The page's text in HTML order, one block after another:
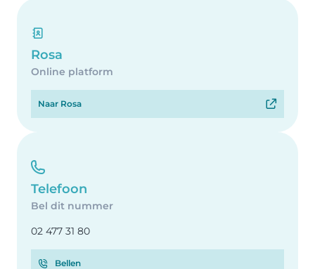
Rosa
Online platform
Naar Rosa
Telefoon
Bel dit nummer
02 477 31 80
Bellen